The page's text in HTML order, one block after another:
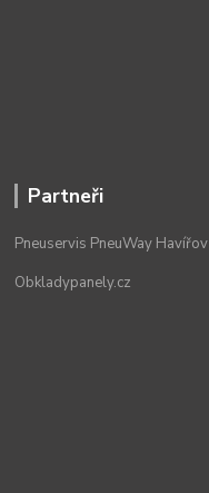
Partneři
Pneuservis PneuWay Havířov
Obkladypanely.cz